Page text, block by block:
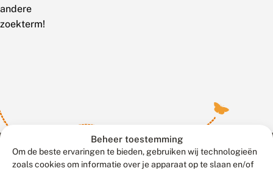
Beheer toestemming
Om de beste ervaringen te bieden, gebruiken wij technologieën
zoals cookies om informatie over je apparaat op te slaan en/of
andere
zoekterm!